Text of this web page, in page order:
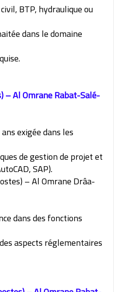
BTP, hydraulique ou
dans le domaine
– Al Omrane Rabat-Salé-
exigée dans les
de gestion de projet et
SAP).
– Al Omrane Drâa-
dans des fonctions
aspects réglementaires